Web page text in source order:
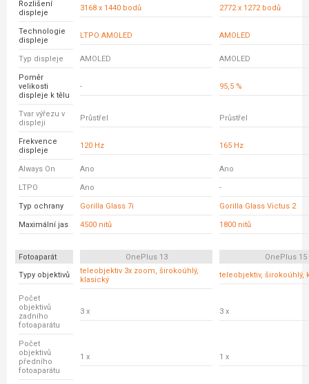
Rozlišení
displeje
3168 x 1440 bodů 2772 x 1272 bodů
Technologie
displeje
LTPO AMOLED AMOLED
Typ displeje AMOLED AMOLED
Poměr
velikosti
displeje k tělu
- 95,5 %
Tvar výřezu v
displeji
Průstřel Průstřel
Frekvence
displeje
120 Hz 165 Hz
Always On Ano Ano
LTPO Ano -
Typ ochrany Gorilla Glass 7i Gorilla Glass Victus 2
Maximální jas 4500 nitů 1800 nitů
Fotoaparát OnePlus 13
OnePlus 15
Typy objektivů
teleobjektiv 3x zoom, širokoúhlý,
klasický
teleobjektiv, širokoúhlý,
Počet
objektivů
zadního
fotoaparátu
3 x 3 x
Počet
objektivů
předního
fotoaparátu
1 x 1 x